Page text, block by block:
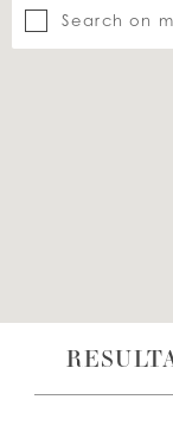
Search on